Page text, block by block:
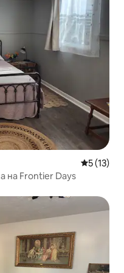
Средна
5 (13)
Frontier Days